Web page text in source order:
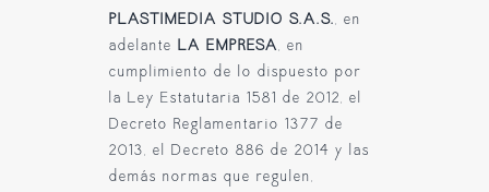
PLASTIMEDIA STUDIO S.A.S., en
adelante LA EMPRESA, en
cumplimiento de lo dispuesto por
la Ley Estatutaria 1581 de 2012, el
Decreto Reglamentario 1377 de
2013, el Decreto 886 de 2014 y las
demás normas que regulen,